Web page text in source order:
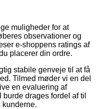
muligheder for at
observationer og
e-shoppens ratings af
placerer din ordre.
stabile genveje til at få
Tilmed møder vi en del
en evaluering af
drages fordel af til
kunderne.